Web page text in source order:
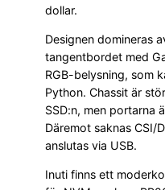
dollar.
Designen domineras
tangentbordet med
RGB-belysning, som
Python. Chassit är
SSD:n, men portarna
Däremot saknas CSI/
anslutas via USB.
Inuti finns ett